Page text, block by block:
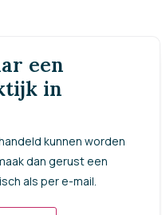
een
in
kunnen worden
dan gerust een
als per e-mail.